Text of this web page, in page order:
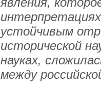
устойчивым
исторической
науках,
между